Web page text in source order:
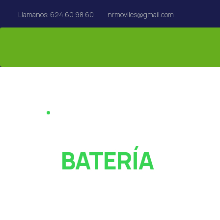
Llamanos: 624 60 98 60 nrmoviles@gmail.com
BATERÍA